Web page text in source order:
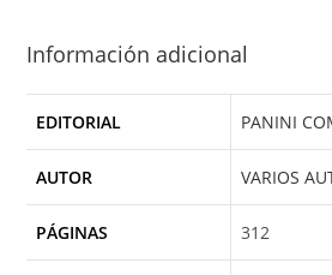
DELUXE)
Información adicional
EDITORIAL PANINI
AUTOR VARIOS
PÁGINAS 312